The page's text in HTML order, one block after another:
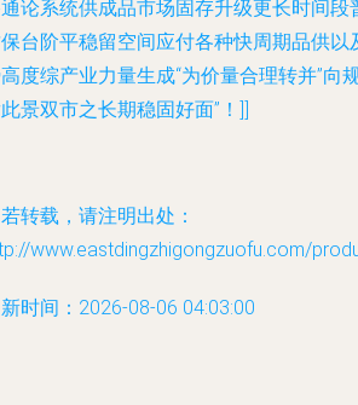
论系统供成品市场固存升级更长时间段
台阶平稳留空间应付各种快周期品供以
度综产业力量生成“为价量合理转并”向
景双市之长期稳固好面”！]]
转载，请注明出处：
www.eastdingzhigongzuofu.com/
时间：2026-08-06 04:03:00